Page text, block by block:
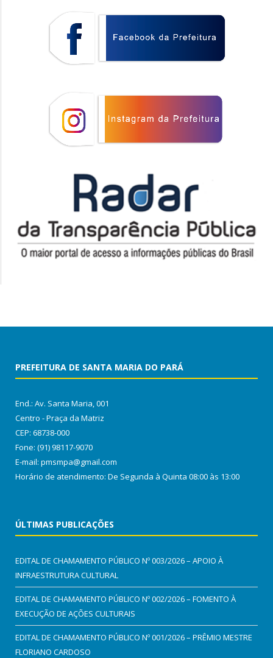
PREFEITURA DE SANTA MARIA DO PARÁ
End.: Av. Santa Maria, 001
Centro - Praça da Matriz
CEP: 68738-000
Fone: (91) 98117-9070
E-mail: pmsmpa@gmail.com
Horário de atendimento: De Segunda à Quinta 08:00 às 13:00
ÚLTIMAS PUBLICAÇÕES
EDITAL DE CHAMAMENTO PÚBLICO Nº 003/2026 – APOIO À
INFRAESTRUTURA CULTURAL
EDITAL DE CHAMAMENTO PÚBLICO Nº 002/2026 – FOMENTO À
EXECUÇÃO DE AÇÕES CULTURAIS
EDITAL DE CHAMAMENTO PÚBLICO Nº 001/2026 – PRÊMIO MESTRE
FLORIANO CARDOSO